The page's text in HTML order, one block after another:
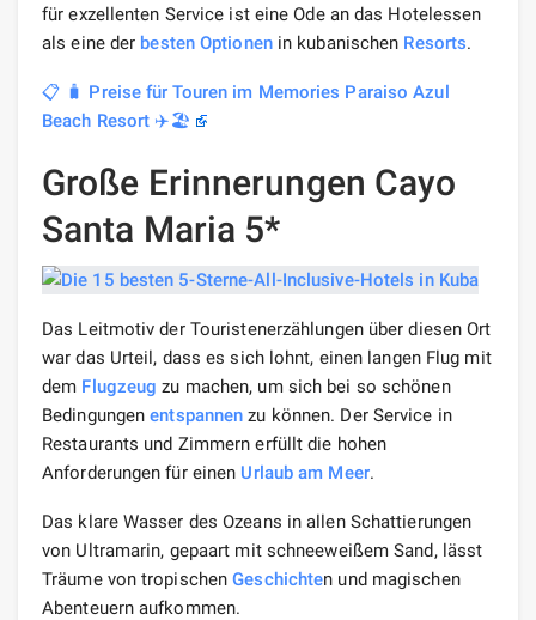
für exzellenten Service ist eine Ode an das Hotelessen
als eine der besten Optionenin kubanischen Resorts.
📋 🧳 Preise für Touren im Memories Paraiso Azul
Beach Resort ✈️🏖️
Große Erinnerungen Cayo
Santa Maria 5*
Das Leitmotiv der Touristenerzählungen über diesen Ort
war das Urteil, dass es sich lohnt, einen langen Flug mit
dem Flugzeug zu machen, um sich bei so schönen
Bedingungenentspannen zu können. Der Service in
Restaurants und Zimmern erfüllt die hohen
Anforderungen für einen Urlaub am Meer.
Das klare Wasser des Ozeans in allen Schattierungen
von Ultramarin, gepaart mit schneeweißem Sand, lässt
Träume von tropischenGeschichten und magischen
Abenteuern aufkommen.